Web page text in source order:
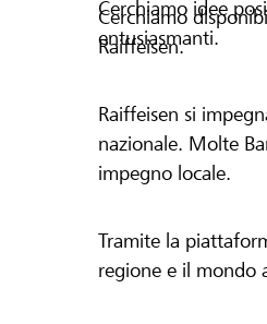
Cerchiamo idee
entusiasmanti.
Cerchiamo
Raiffeisen.
Raiffeisen si
nazionale. Molte
impegno locale.
Tramite la
regione e il mondo